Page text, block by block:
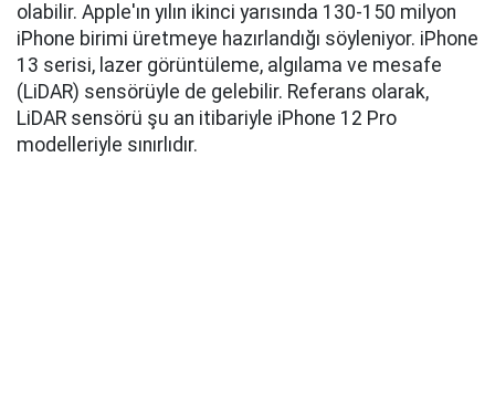
olabilir. Apple'ın yılın ikinci yarısında 130-150 milyon
iPhone birimi üretmeye hazırlandığı söyleniyor. iPhone
13 serisi, lazer görüntüleme, algılama ve mesafe
(LiDAR) sensörüyle de gelebilir. Referans olarak,
LiDAR sensörü şu an itibariyle iPhone 12 Pro
modelleriyle sınırlıdır.